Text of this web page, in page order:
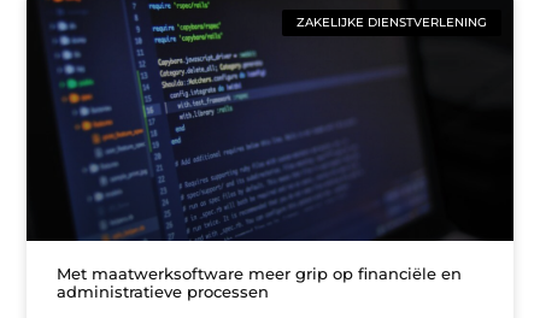
ZAKELIJKE DIENSTVERLENING
Met maatwerksoftware meer grip op financiële en
administratieve processen